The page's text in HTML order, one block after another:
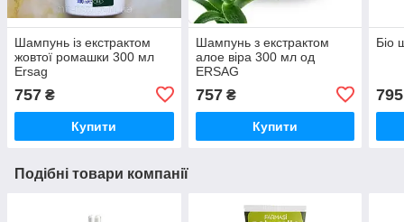
Шампунь із екстрактом
жовтої ромашки 300 мл
Ersag
757 ₴
Купити
Шампунь з екстрактом
алое віра 300 мл од
ERSAG
757₴
Купити
Біо
795
Подібні товари компанії